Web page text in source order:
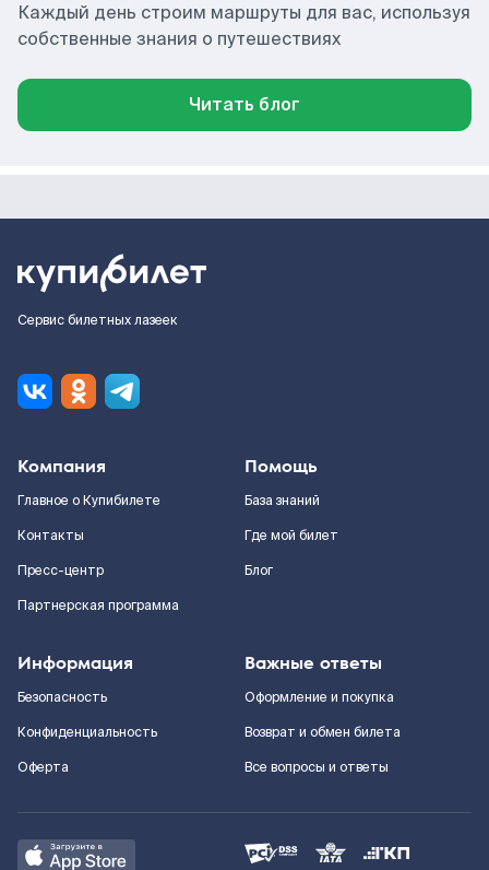
Каждый день строим маршруты для вас, используя
собственные знания о путешествиях
Читать блог
Сервис билетных лазеек
Компания
Главное о Купибилете
Контакты
Пресс-центр
Партнерская программа
Помощь
База знаний
Где мой билет
Блог
Информация
Безопасность
Конфиденциальность
Оферта
Важные ответы
Оформление и покупка
Возврат и обмен билета
Все вопросы и ответы